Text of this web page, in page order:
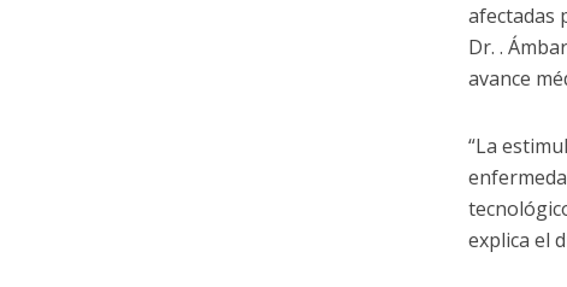
afectadas
Dr. .
avance
“La
explica el